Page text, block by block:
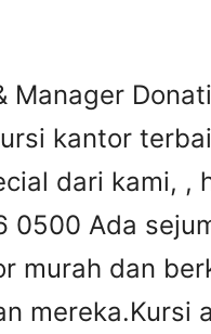
Manager
kantor
dari kami, ,
0500 Ada
murah dan
mereka.Kursi